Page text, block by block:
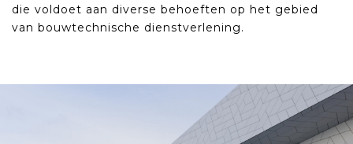
die voldoet aan diverse behoeften op het gebied
van bouwtechnische dienstverlening.